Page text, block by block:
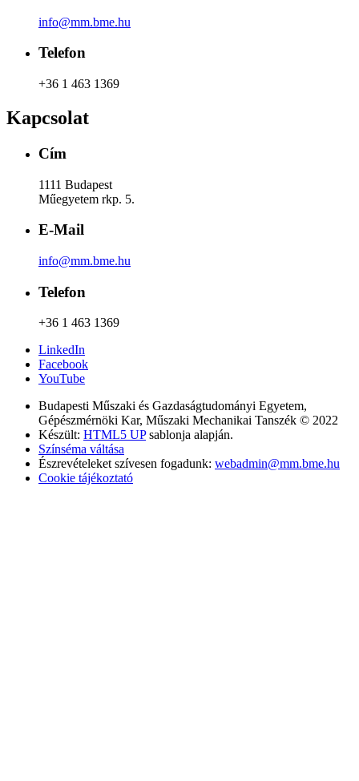
info@mm.bme.hu
Telefon
+36 1 463 1369
Kapcsolat
Cím
1111 Budapest
Műegyetem rkp. 5.
E-Mail
info@mm.bme.hu
Telefon
+36 1 463 1369
LinkedIn
Facebook
YouTube
Budapesti Műszaki és Gazdaságtudományi Egyetem,
Gépészmérnöki Kar, Műszaki Mechanikai Tanszék © 2022
Készült: HTML5 UPsablonja alapján.
Színséma váltása
Észrevételeket szívesen fogadunk: webadmin@mm.bme.hu
Cookie tájékoztató